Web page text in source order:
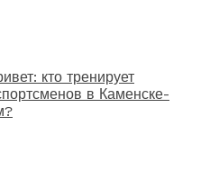
кто тренирует
в Каменске-